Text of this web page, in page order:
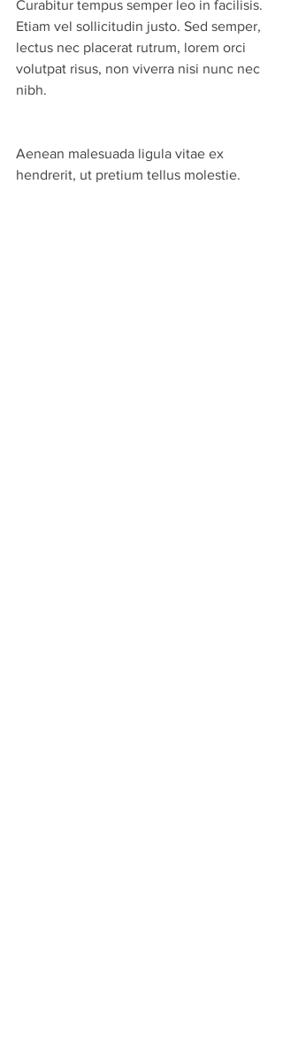
Curabitur tempus semper leo in facilisis.
Etiam vel sollicitudin justo. Sed semper,
lectus nec placerat rutrum, lorem orci
volutpat risus, non viverra nisi nunc nec
nibh.
Aenean malesuada ligula vitae ex
hendrerit, ut pretium tellus molestie.